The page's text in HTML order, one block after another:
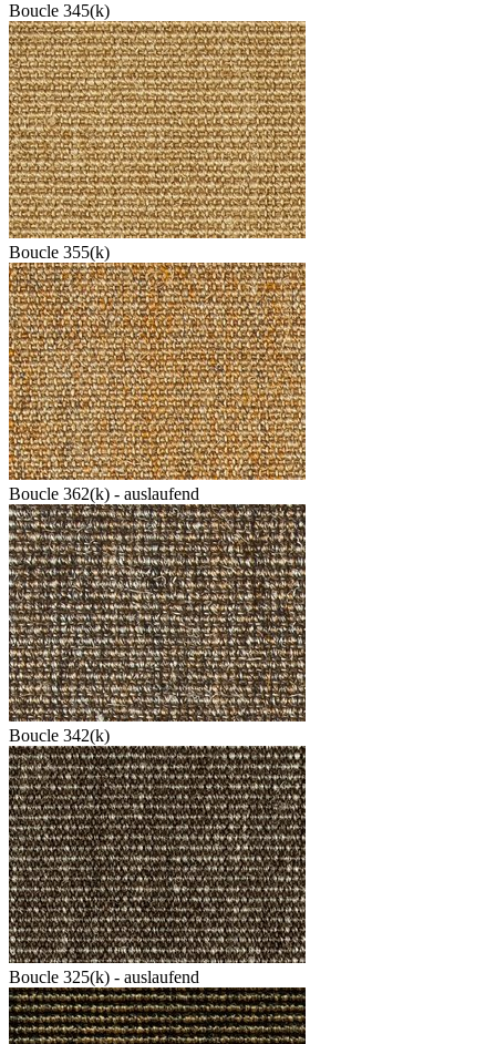
Boucle 345(k)
Boucle 355(k)
Boucle 362(k) - auslaufend
Boucle 342(k)
Boucle 325(k) - auslaufend